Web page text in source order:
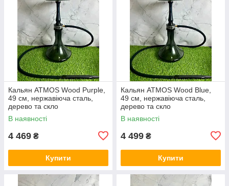
Кальян ATMOS Wood Purple,
49 см, нержавіюча сталь,
дерево та скло
В наявності
4 469 ₴
Купити
Кальян ATMOS Wood Blue,
49 см, нержавіюча сталь,
дерево та скло
В наявності
4 499 ₴
Купити